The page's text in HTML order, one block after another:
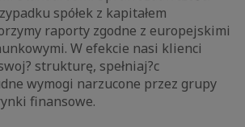
spółek z kapitałem
raporty zgodne z europejskimi
W efekcie nasi klienci
strukturę, spełniaj?c
wymogi narzucone przez grupy
finansowe.